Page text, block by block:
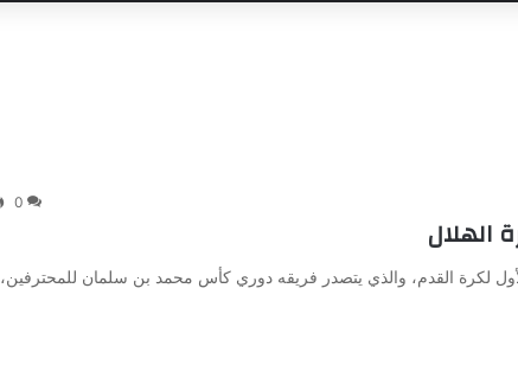
0
الهلال
لكرة القدم، والذي يتصدر فريقه دوري كأس محمد بن سلمان للمحترفين،